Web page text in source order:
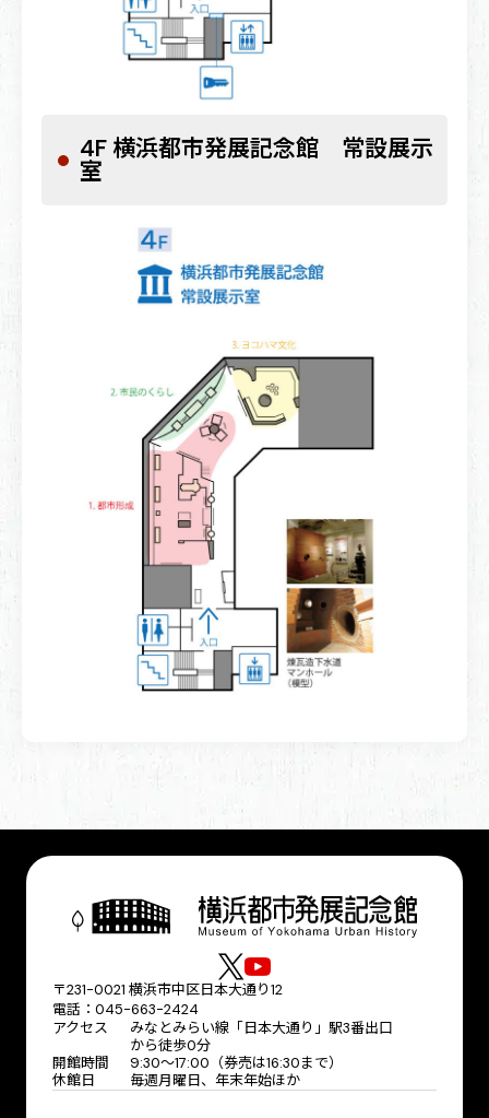
4F 横浜都市発展記念館 常設展示
室
〒231-0021 横浜市中区日本大通り12
電話：045-663-2424
アクセス
みなとみらい線「日本大通り」駅3番出口
から徒歩0分
開館時間
9:30〜17:00（券売は16:30まで）
休館日
毎週月曜日、年末年始ほか